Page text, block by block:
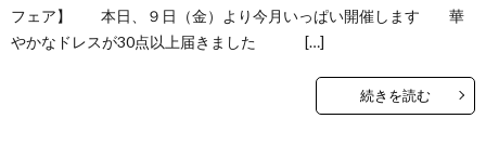
フェア】 本日、９日（金）より今月いっぱい開催します 華
やかなドレスが30点以上届きました […]
続きを読む